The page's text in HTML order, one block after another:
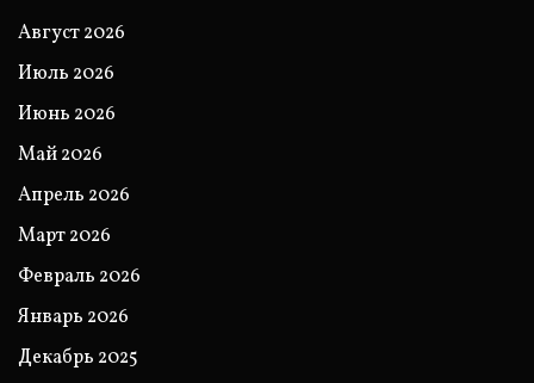
Август 2026
Июль 2026
Июнь 2026
Май 2026
Апрель 2026
Март 2026
Февраль 2026
Январь 2026
Декабрь 2025